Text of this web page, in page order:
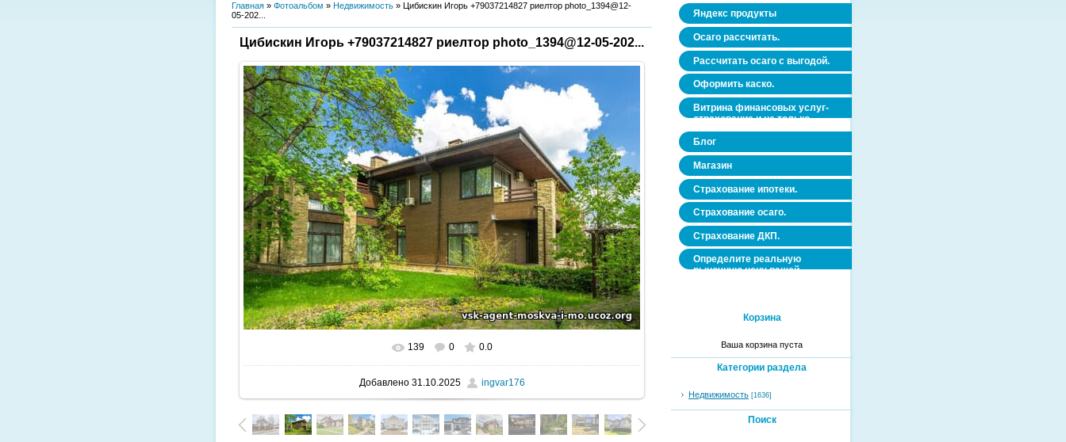
Главная » Фотоальбом » Недвижимость » Цибискин Игорь +79037214827 риелтор photo_1394@12-
05-202...
Цибискин Игорь +79037214827 риелтор photo_1394@12-05-202...
В реальном размере 520x346
139 0 0.0
Добавлено31.10.2025 ingvar176
Яндекс продукты
Осаго рассчитать.
Рассчитать осаго с выгодой.
Оформить каско.
Витрина финансовых услуг-
страхование и не только.
Блог
Магазин
Страхование ипотеки.
Страхование осаго.
Страхование ДКП.
Определите реальную
рыночную цену вашей
Корзина
Ваша корзина пуста
Категории раздела
Недвижимость [1636]
Поиск